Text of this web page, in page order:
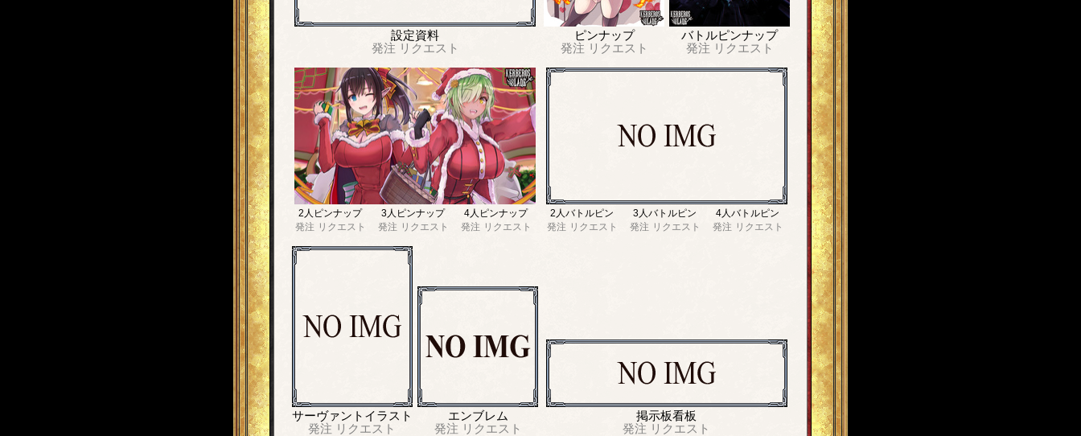
設定資料
発注 リクエスト
ピンナップ
発注 リクエスト
バトルピンナップ
発注 リクエスト
2人ピンナップ
発注 リクエスト
3人ピンナップ
発注 リクエスト
4人ピンナップ
発注 リクエスト
2人バトルピン
発注 リクエスト
3人バトルピン
発注 リクエスト
4人バトルピン
発注 リクエスト
サーヴァントイラスト
発注 リクエスト
エンブレム
発注 リクエスト
掲示板看板
発注 リクエスト